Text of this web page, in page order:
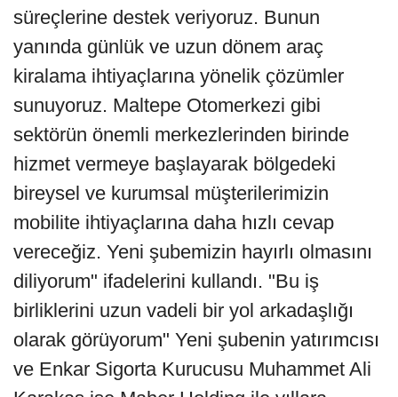
süreçlerine destek veriyoruz. Bunun
yanında günlük ve uzun dönem araç
kiralama ihtiyaçlarına yönelik çözümler
sunuyoruz. Maltepe Otomerkezi gibi
sektörün önemli merkezlerinden birinde
hizmet vermeye başlayarak bölgedeki
bireysel ve kurumsal müşterilerimizin
mobilite ihtiyaçlarına daha hızlı cevap
vereceğiz. Yeni şubemizin hayırlı olmasını
diliyorum" ifadelerini kullandı. "Bu iş
birliklerini uzun vadeli bir yol arkadaşlığı
olarak görüyorum" Yeni şubenin yatırımcısı
ve Enkar Sigorta Kurucusu Muhammet Ali